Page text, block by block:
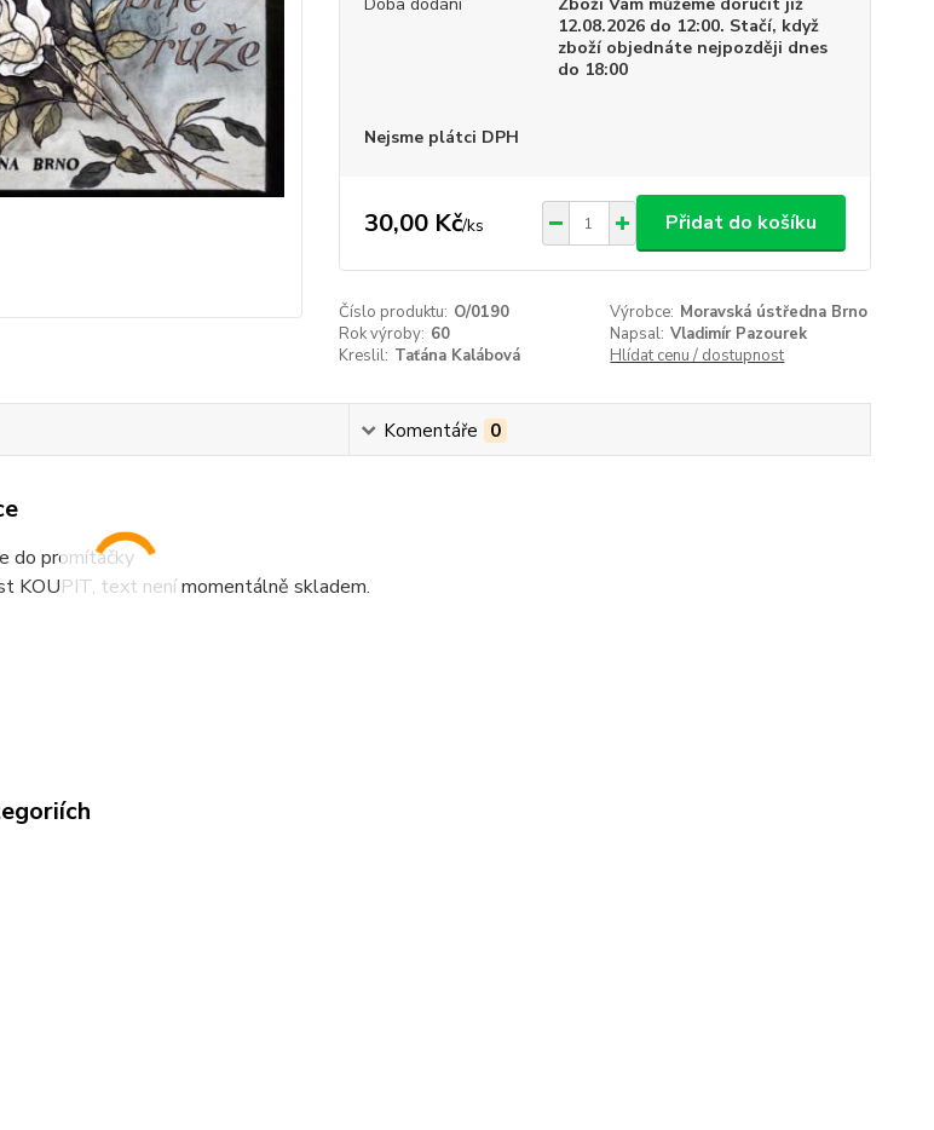
12.08.2026 do 12:00. Stačí, když
zboží objednáte nejpozději dnes
do 18:00
Nejsme plátci DPH
30,00 Kč/ks Přidat do košíku
Číslo produktu: O/0190 Výrobce: Moravská ústředna Brno
Rok výroby: 60 Napsal: Vladimír Pazourek
Kreslil: Taťána Kalábová Hlídat cenu / dostupnost
Komentáře 0
do promítačky
KOUPIT, text není momentálně skladem.